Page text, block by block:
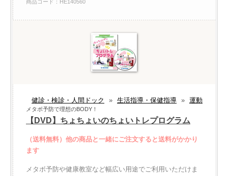
商品コード：HE140560
健診・検診・人間ドック » 生活指導・保健指導 » 運動
メタボ予防で理想のBODY！
【DVD】ちょちょいのちょいトレプログラム
（送料無料）他の商品と一緒にご注文すると送料がかかり
ます
メタボ予防や健康教室など幅広い用途でご利用いただけま